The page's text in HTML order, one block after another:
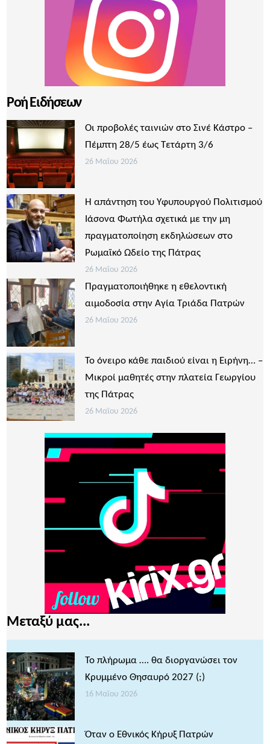
Ροή Ειδήσεων
Οι προβολές ταινιών στο Σινέ Κάστρο –
Πέμπτη 28/5 έως Τετάρτη 3/6
26 Μαΐου 2026
Η απάντηση του Υφυπουργού Πολιτισμού
Ιάσονα Φωτήλα σχετικά με την μη
πραγματοποίηση εκδηλώσεων στο
Ρωμαϊκό Ωδείο της Πάτρας
26 Μαΐου 2026
Πραγματοποιήθηκε η εθελοντική
αιμοδοσία στην Αγία Τριάδα Πατρών
26 Μαΐου 2026
Το όνειρο κάθε παιδιού είναι η Ειρήνη… –
Μικροί μαθητές στην πλατεία Γεωργίου
της Πάτρας
26 Μαΐου 2026
Μεταξύ μας...
Το πλήρωμα …. θα διοργανώσει τον
Κρυμμένο Θησαυρό 2027 (;)
16 Μαΐου 2026
Όταν ο Εθνικός Κήρυξ Πατρών